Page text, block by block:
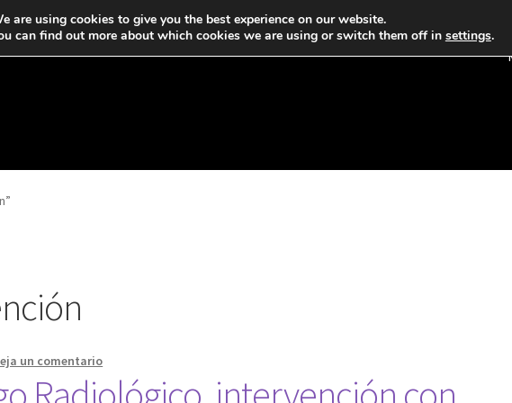
un comentario
are using cookies to give you the best experience on our website.
can find out more about which cookies we are using or switch them off in settings.